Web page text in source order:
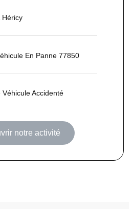
Héricy
En Panne 77850
Véhicule Accidenté
notre activité